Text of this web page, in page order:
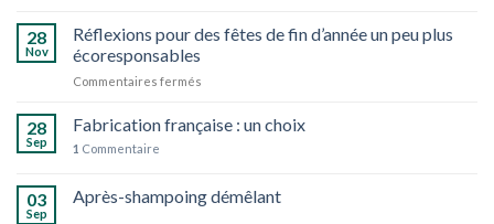
un
28
Nov
Réflexions pour des fêtes de fin d’année un peu plus
écoresponsables
Commentaires fermés
pour
des
fin
28
Sep
Fabrication française : un choix
1 Commentaire
03
Sep
Après-shampoing démêlant